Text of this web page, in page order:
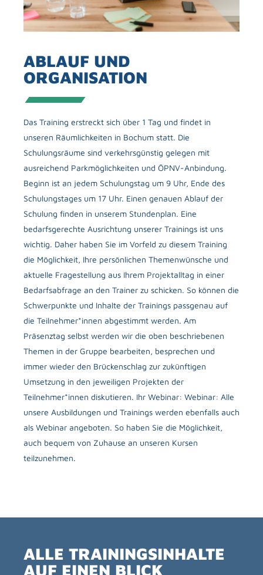
ABLAUF UND
ORGANISATION
Das Training erstreckt sich über 1 Tag und findet in
unseren Räumlichkeiten in Bochum statt. Die
Schulungsräume sind verkehrsgünstig gelegen mit
ausreichend Parkmöglichkeiten und ÖPNV-Anbindung.
Beginn ist an jedem Schulungstag um 9 Uhr, Ende des
Schulungstages um 17 Uhr. Einen genauen Ablauf der
Schulung finden in unserem Stundenplan. Eine
bedarfsgerechte Ausrichtung unserer Trainings ist uns
wichtig. Daher haben Sie im Vorfeld zu diesem Training
die Möglichkeit, Ihre persönlichen Themenwünsche und
aktuelle Fragestellung aus Ihrem Projektalltag in einer
Bedarfsabfrage an den Trainer zu schicken. So können die
Schwerpunkte und Inhalte der Trainings passgenau auf
die Teilnehmer*innen abgestimmt werden. Am
Präsenztag selbst werden wir die oben beschriebenen
Themen in der Gruppe bearbeiten, besprechen und
immer wieder den Brückenschlag zur zukünftigen
Umsetzung in den jeweiligen Projekten der
Teilnehmer*innen diskutieren. Ihr Webinar: Webinar: Alle
unsere Ausbildungen und Trainings werden ebenfalls auch
als Webinar angeboten. So haben Sie die Möglichkeit,
auch bequem von Zuhause an unseren Kursen
teilzunehmen.
ALLE TRAININGSINHALTE
AUF EINEN BLICK